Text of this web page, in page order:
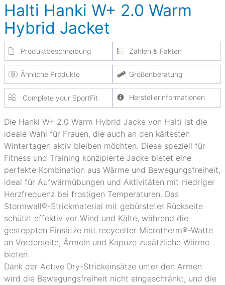
Halti Hanki W+ 2.0 Warm
Hybrid Jacket
Produktbeschreibung Zahlen & Fakten
Ähnliche Produkte Größenberatung
Complete your SportFit Herstellerinformationen
Die Hanki W+ 2.0 Warm Hybrid Jacke von Halti ist die
ideale Wahl für Frauen, die auch an den kältesten
Wintertagen aktiv bleiben möchten. Diese speziell für
Fitness und Training konzipierte Jacke bietet eine
perfekte Kombination aus Wärme und Bewegungsfreiheit,
ideal für Aufwärmübungen und Aktivitäten mit niedriger
Herzfrequenz bei frostigen Temperaturen. Das
Stormwall®-Strickmaterial mit gebürsteter Rückseite
schützt effektiv vor Wind und Kälte, während die
gesteppten Einsätze mit recycelter Microtherm®-Watte
an Vorderseite, Ärmeln und Kapuze zusätzliche Wärme
bieten.
Dank der Active Dry-Strickeinsätze unter den Armen
wird die Bewegungsfreiheit nicht eingeschränkt, und die